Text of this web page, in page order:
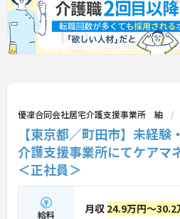
優凜合同会社居宅介護支援事業所 紬
【東京都／町田市】未経
介護支援事業所にてケアマ
＜正社員＞
給料 月収 24.9万円～30.2